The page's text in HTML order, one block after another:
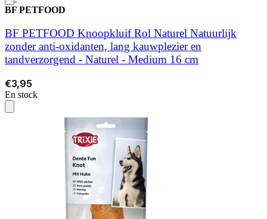
BF PETFOOD
BF PETFOOD Knoopkluif Rol Naturel Natuurlijk
zonder anti-oxidanten, lang kauwplezier en
tandverzorgend - Naturel - Medium 16 cm
€3,95
En stock